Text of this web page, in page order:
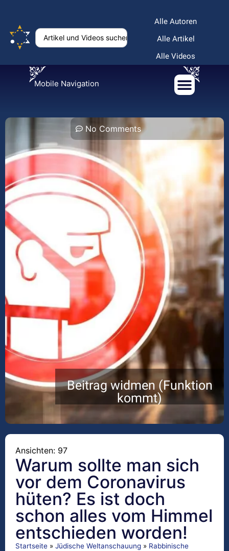
Alle Autoren
Alle Artikel
Alle Videos
Mobile Navigation
No Comments
Beitrag widmen (Funktion
kommt)
Ansichten: 97
Warum sollte man sich
vor dem Coronavirus
hüten? Es ist doch
schon alles vom Himmel
entschieden worden!
Startseite » Jüdische Weltanschauung » Rabbinische